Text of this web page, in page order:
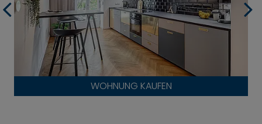
WOHNUNG KAUFEN